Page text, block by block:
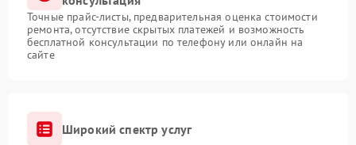
Точные прайс-листы, предварительная оценка стоимости
ремонта, отсутствие скрытых платежей и возможность
бесплатной консультации по телефону или онлайн на
сайте
Широкий спектр услуг